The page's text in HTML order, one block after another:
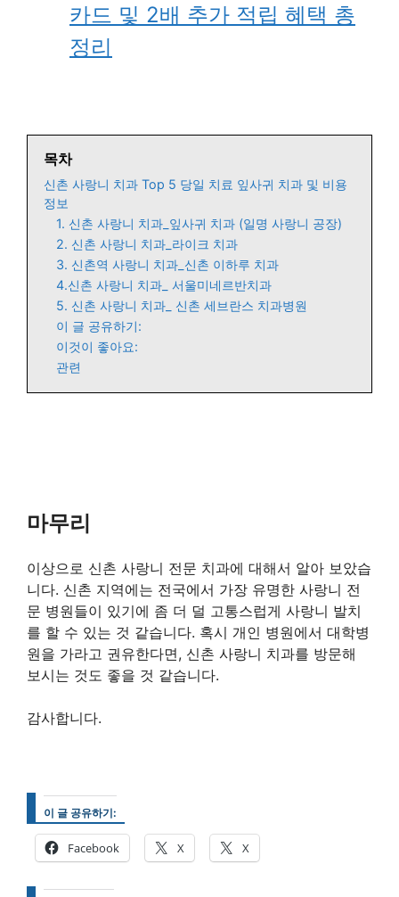
카드 및 2배 추가 적립 혜택 총
정리
목차
신촌 사랑니 치과 Top 5 당일 치료 잎사귀 치과 및 비용
정보
1. 신촌 사랑니 치과_잎사귀 치과 (일명 사랑니 공장)
2. 신촌 사랑니 치과_라이크 치과
3. 신촌역 사랑니 치과_신촌 이하루 치과
4.신촌 사랑니 치과_ 서울미네르반치과
5. 신촌 사랑니 치과_ 신촌 세브란스 치과병원
이 글 공유하기:
이것이 좋아요:
관련
마무리
이상으로 신촌 사랑니 전문 치과에 대해서 알아 보았습
니다. 신촌 지역에는 전국에서 가장 유명한 사랑니 전
문 병원들이 있기에 좀 더 덜 고통스럽게 사랑니 발치
를 할 수 있는 것 같습니다. 혹시 개인 병원에서 대학병
원을 가라고 권유한다면, 신촌 사랑니 치과를 방문해
보시는 것도 좋을 것 같습니다.
감사합니다.
이 글 공유하기:
Facebook X X